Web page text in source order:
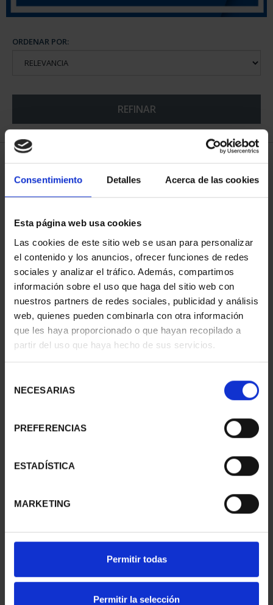
Consentimiento Detalles Acerca de las cookies
Esta página web usa cookies
Las cookies de este sitio web se usan para personalizar
el contenido y los anuncios, ofrecer funciones de redes
sociales y analizar el tráfico. Además, compartimos
información sobre el uso que haga del sitio web con
nuestros partners de redes sociales, publicidad y análisis
web, quienes pueden combinarla con otra información
que les haya proporcionado o que hayan recopilado a
partir del uso que haya hecho de sus servicios.
NECESARIAS
PREFERENCIAS
ESTADÍSTICA
MARKETING
Permitir todas
Permitir la selección
ORDENAR POR:
REFINAR
5 Productos encontrados
SUSCRIPCIÓN
CAPITALES DE
PROVINCIA 1
949,00 €
Sólo para usuarios
registrados
SUSCRIPCIÓN
CAPITALES DE
PROVINCIA 2
949,00 €
Sólo para usuarios
registrados
PROVINCIA 3
PROVINCIA 4